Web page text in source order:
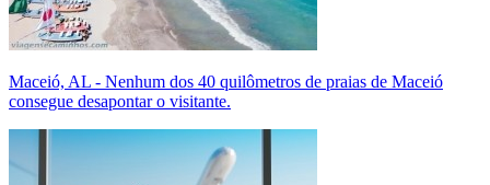
Maceió, AL - Nenhum dos 40 quilômetros de praias de Maceió
consegue desapontar o visitante.